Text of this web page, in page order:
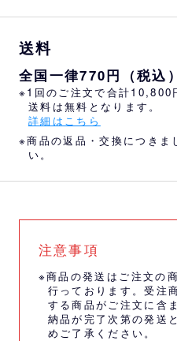
送料
全国一律770円（税込）
※1回のご注文で合計10,800
送料は無料となります。
詳細はこちら
※商品の返品・交換につきま
い。
注意事項
※商品の発送はご注文の
行っております。受注
する商品がご注文に含
納品が完了次第の発送
めご了承ください。